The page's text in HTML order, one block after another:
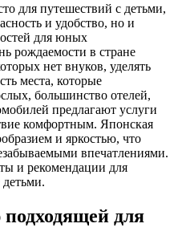
для путешествий с детьми,
и удобство, но и
для юных
рождаемости в стране
нет внуков, уделять
места, которые
большинство отелей,
предлагают услуги
комфортным. Японская
и яркостью, что
впечатлениями.
и рекомендации для
для